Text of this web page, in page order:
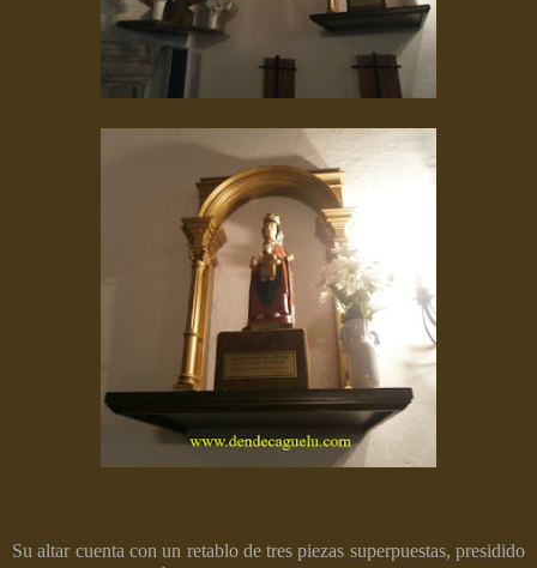
Su altar cuenta con un retablo de tres piezas superpuestas, presidido